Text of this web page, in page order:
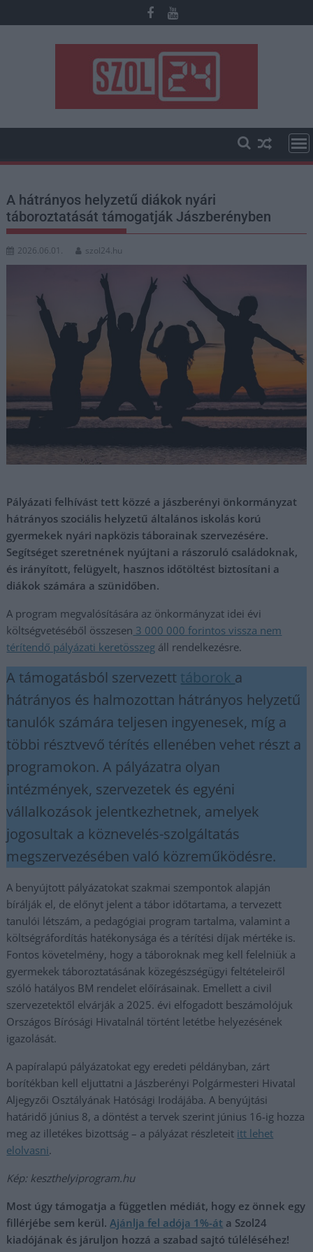
to
A hátrányos helyzetű diákok nyári
táboroztatását támogatják Jászberényben
2026.06.01. szol24.hu
Pályázati felhívást tett közzé a jászberényi önkormányzat
hátrányos szociális helyzetű általános iskolás korú
gyermekek nyári napközis táborainak szervezésére.
Segítséget szeretnének nyújtani a rászoruló családoknak,
és irányított, felügyelt, hasznos időtöltést biztosítani a
diákok számára a szünidőben.
A program megvalósítására az önkormányzat idei évi
költségvetéséből összesen 3 000 000 forintos vissza nem
térítendő pályázati keretösszeg áll rendelkezésre.
A támogatásból szervezett táborok a
hátrányos és halmozottan hátrányos helyzetű
tanulók számára teljesen ingyenesek, míg a
többi résztvevő térítés ellenében vehet részt a
programokon. A pályázatra olyan
intézmények, szervezetek és egyéni
vállalkozások jelentkezhetnek, amelyek
jogosultak a köznevelés-szolgáltatás
megszervezésében való közreműködésre.
A benyújtott pályázatokat szakmai szempontok alapján
bírálják el, de előnyt jelent a tábor időtartama, a tervezett
tanulói létszám, a pedagógiai program tartalma, valamint a
költségráfordítás hatékonysága és a térítési díjak mértéke is.
Fontos követelmény, hogy a táboroknak meg kell felelniük a
gyermekek táboroztatásának közegészségügyi feltételeiről
szóló hatályos BM rendelet előírásainak. Emellett a civil
szervezetektől elvárják a 2025. évi elfogadott beszámolójuk
Országos Bírósági Hivatalnál történt letétbe helyezésének
igazolását.
A papíralapú pályázatokat egy eredeti példányban, zárt
borítékban kell eljuttatni a Jászberényi Polgármesteri Hivatal
Aljegyzői Osztályának Hatósági Irodájába. A benyújtási
határidő június 8, a döntést a tervek szerint június 16-ig hozza
meg az illetékes bizottság – a pályázat részleteit itt lehet
elolvasni.
Kép: keszthelyiprogram.hu
Most úgy támogatja a független médiát, hogy ez önnek egy
fillérjébe sem kerül.Ajánlja fel adója 1%-át a Szol24
kiadójának és járuljon hozzá a szabad sajtó túléléséhez!